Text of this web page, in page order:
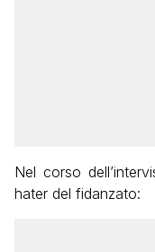
Nel corso
hater del fidanzato: